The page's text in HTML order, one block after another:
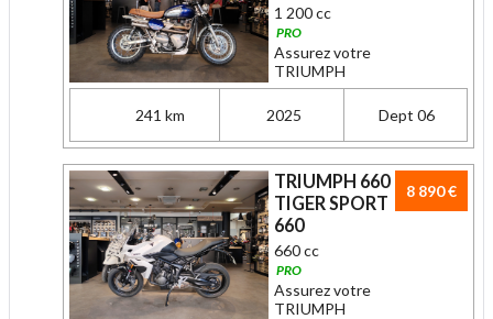
1 200 cc
PRO
Assurez votre
TRIUMPH
241 km 2025 Dept 06
8 890 €
TRIUMPH 660
TIGER SPORT
660
660 cc
PRO
Assurez votre
TRIUMPH